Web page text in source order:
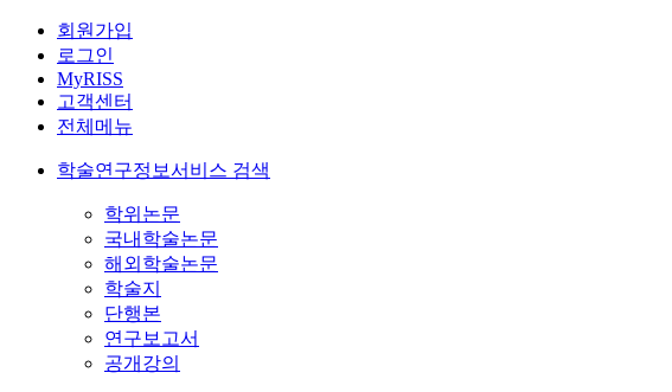
회원가입
로그인
MyRISS
고객센터
전체메뉴
학술연구정보서비스 검색
학위논문
국내학술논문
해외학술논문
학술지
단행본
연구보고서
공개강의